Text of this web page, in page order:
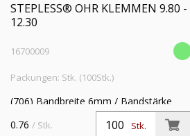
STEPLESS® OHR KLEMMEN 9.80 -
12.30
16700009
Packungen: Stk. (100Stk.)
(706) Bandbreite 6mm / Bandstärke
0.6mm Edelstahl rostfrei DIN 1.4301 VE:
100
Stk.
0.76 / Stk.